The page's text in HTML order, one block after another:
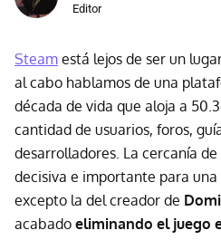
Editor
Steam está lejos de ser un
al cabo hablamos de una
década de vida que aloja a
cantidad de usuarios, foros,
desarrolladores. La cercanía
decisiva e importante para
excepto la del creador de
acabado eliminando el juego